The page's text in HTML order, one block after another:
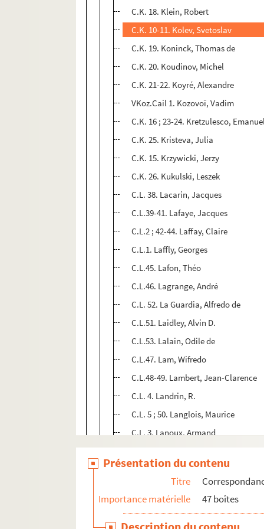
C.K. 18. Klein, Robert
C.K. 10-11. Kolev, Svetoslav
C.K. 19. Koninck, Thomas de
C.K. 20. Koudinov, Michel
C.K. 21-22. Koyré, Alexandre
VKoz.Cail 1. Kozovoï, Vadim
C.K. 16 ; 23-24. Kretzulesco,
C.K. 25. Kristeva, Julia
C.K. 15. Krzywicki, Jerzy
C.K. 26. Kukulski, Leszek
C.L. 38. Lacarin, Jacques
C.L.39-41. Lafaye, Jacques
C.L.2 ; 42-44. Laffay, Claire
C.L.1. Laffly, Georges
C.L.45. Lafon, Théo
C.L.46. Lagrange, André
C.L. 52. La Guardia, Alfredo de
C.L.51. Laidley, Alvin D.
C.L.53. Lalain, Odile de
C.L.47. Lam, Wifredo
C.L.48-49. Lambert, Jean-Clarence
C.L. 4. Landrin, R.
C.L. 5 ; 50. Langlois, Maurice
C.L. 3. Lanoux, Armand
GLap.Cail 1. Lapouge, Gilles
C.L. 29-30 ; 54-55. La
C.L. 56. La Rochefoucauld-
C.L. 57. Larrain, Lolotte
C.L. 31. Larreta, Enrique
Présentation du contenu
Titre
Importance matérielle
47 boîtes